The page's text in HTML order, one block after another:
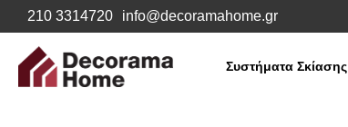
210 3314720 info@decoramahome.gr
Συστήματα Σκίασης